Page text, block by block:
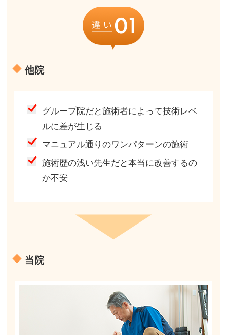
他院
グループ院だと施術者によって技術レベ
ルに差が生じる
マニュアル通りのワンパターンの施術
施術歴の浅い先生だと本当に改善するの
か不安
当院